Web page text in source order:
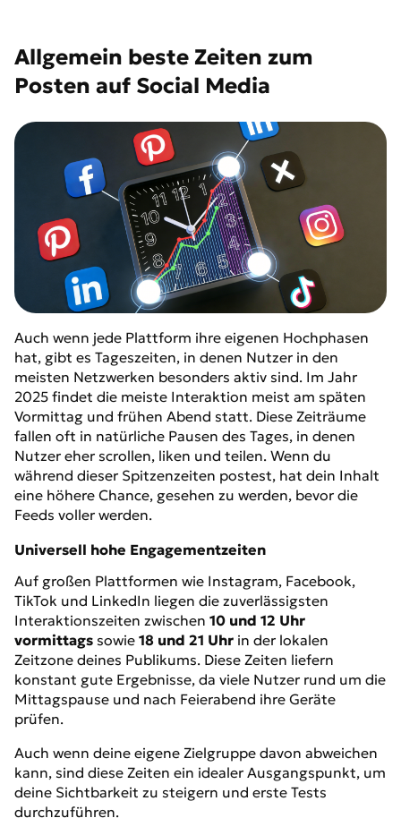
Allgemein beste Zeiten zum
Posten auf Social Media
Auch wenn jede Plattform ihre eigenen Hochphasen
hat, gibt es Tageszeiten, in denen Nutzer in den
meisten Netzwerken besonders aktiv sind. Im Jahr
2025 findet die meiste Interaktion meist am späten
Vormittag und frühen Abend statt. Diese Zeiträume
fallen oft in natürliche Pausen des Tages, in denen
Nutzer eher scrollen, liken und teilen. Wenn du
während dieser Spitzenzeiten postest, hat dein Inhalt
eine höhere Chance, gesehen zu werden, bevor die
Feeds voller werden.
Universell hohe Engagementzeiten
Auf großen Plattformen wie Instagram, Facebook,
TikTok und LinkedIn liegen die zuverlässigsten
Interaktionszeiten zwischen 10 und 12 Uhr
vormittags sowie 18 und 21 Uhr in der lokalen
Zeitzone deines Publikums. Diese Zeiten liefern
konstant gute Ergebnisse, da viele Nutzer rund um die
Mittagspause und nach Feierabend ihre Geräte
prüfen.
Auch wenn deine eigene Zielgruppe davon abweichen
kann, sind diese Zeiten ein idealer Ausgangspunkt, um
deine Sichtbarkeit zu steigern und erste Tests
durchzuführen.